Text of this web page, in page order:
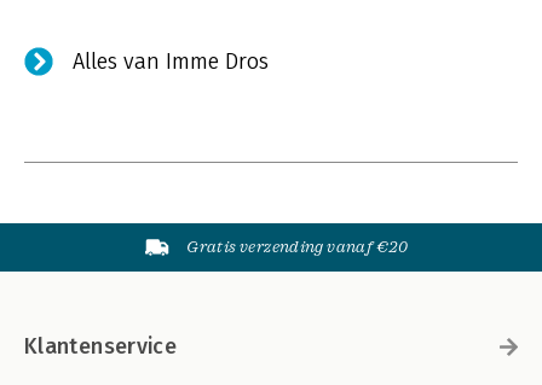
Alles van Imme Dros
Gratis verzending vanaf €20
Klantenservice